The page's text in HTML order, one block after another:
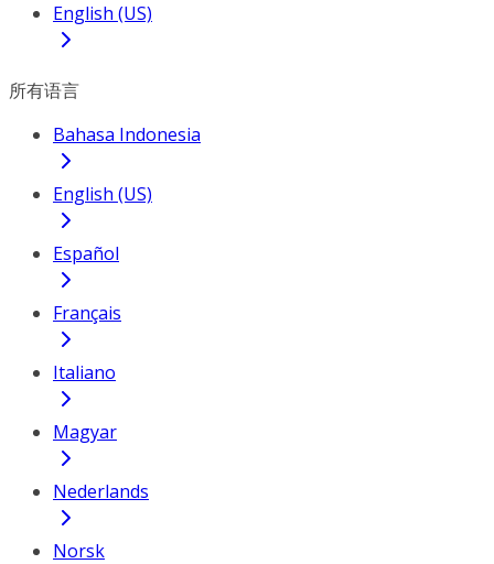
English (US)
所有语言
Bahasa Indonesia
English (US)
Español
Français
Italiano
Magyar
Nederlands
Norsk